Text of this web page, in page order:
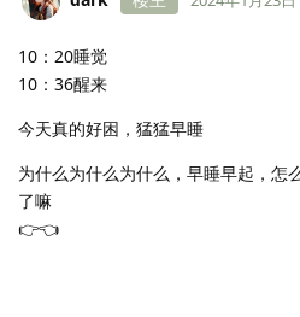
10：20睡觉
10：36醒来
今天真的好困，猛猛早睡
为什么为什么为什么，早睡早起，怎
了嘛
👉👈